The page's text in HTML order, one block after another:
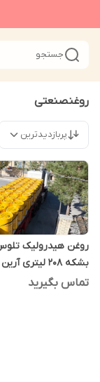
جستجو
روغنصنعتی
پربازدیدترین
بشکه 208 لیتری آرین پترو ایده
تماس بگیرید